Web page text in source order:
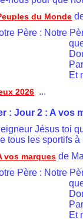
du Monde
Père : Notre
2026
  ...
: Jour 2 : A
Jésus toi
Aide tous les
vos marques de
Père : Notre